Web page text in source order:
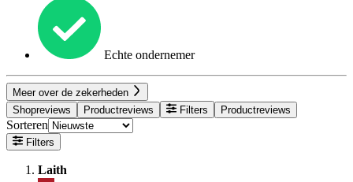
Echte ondernemer
Meer over de zekerheden
Shopreviews
Productreviews Filters Productreviews
Sorteren
Filters
Laith